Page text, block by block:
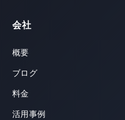
会社
概要
ブログ
料金
活用事例